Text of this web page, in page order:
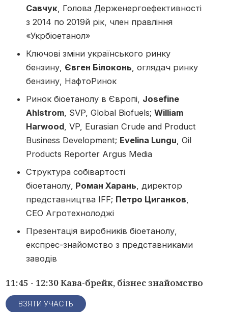
Савчук , Голова Держенергоефективності
з 2014 по 2019й рік, член правління
«Укрбіоетанол»
Ключові зміни українського ринку
бензину, Євген Білоконь , оглядач ринку
бензину, НафтоРинок
Ринок біоетанолу в Європі, Josefine
Ahlstrom , SVP, Global Biofuels;William
Harwood , VP, Eurasian Crude and Product
Business Development; Evelina Lungu , Oil
Products Reporter Argus Media
Структура собівартості
біоетанолу, Роман Харань , директор
представництва IFF; Петро Циганков
СЕО Агротехнолоджі
Презентація виробників біоетанолу,
експрес-знайомство з представниками
заводів
11:45 - 12:30 Кава-брейк, бізнес знайомство
ВЗЯТИ УЧАСТЬ